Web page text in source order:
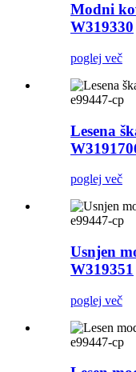
Modni
W319330
poglej več
e99447-cp
Lesena
poglej več
e99447-cp
Usnjen
W319351
poglej več
e99447-cp